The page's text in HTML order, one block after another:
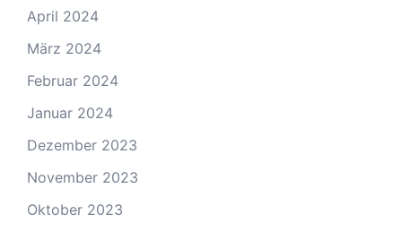
April 2024
März 2024
Februar 2024
Januar 2024
Dezember 2023
November 2023
Oktober 2023